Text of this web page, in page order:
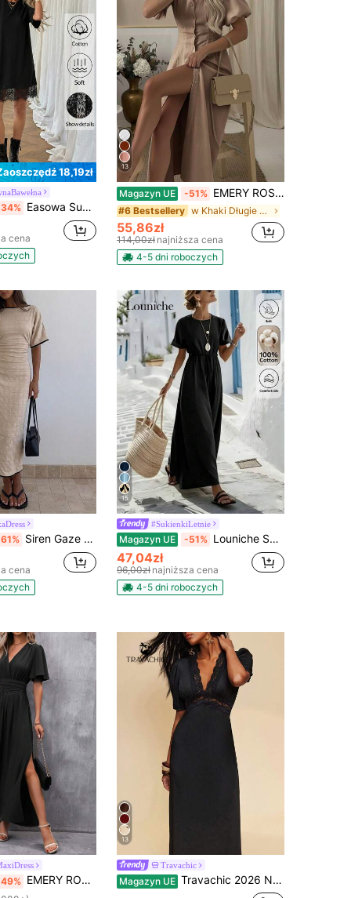
18,19zł
Easowa Sukienka typu T-shirt z okrągłym dekoltem i krótkim rękawem, krótka sukienka z kontrastową koronką, swobodna sukienka z bawełny, odpowiednia na co dzień, romantyczną, wakacyjną odzież. Sukienki damskie w kolorze czarnym. Sukienka z koronkowym wykończeniem. Damska czarna bawełniana sukienka typu T-shirt z koronkowym wykończeniem. Krótki rękaw. Miękka i przewiewna bluzka na co dzień. Swobodna czarna sukienka typu T-shirt dla kobiet. Luźna, krótka sukienka z miękkiej bawełny z eleganckim koronkowym wykończeniem na dole. Sukienka letnia w kolorze czarnym. Sukienki damskie w kolorze czarnym.
cena
13
Magazyn UE -51% EMERY ROSE Elegancki damski kombinezon w jednolitym kolorze z krótkimi bufiastymi rękawami i pojedynczym rzędem guzików
#6 Bestsellery w Khaki Długie sukienki damskie
55,86zł
114,00zł najniższa cena
4-5 dni roboczych
Siren Gaze Elegancka, szykowna, swobodna sukienka w beżowym kolorze z teksturą, kontrastowym wiązaniem, okrągłym dekoltem, krótkim rękawem, sukienki maxi, letnie i zimowe stroje, do pracy, do biura, na imprezę
cena
15
#SukienkiLetnie
Magazyn UE -51% Louniche Sukienka damska w standardowym rozmiarze, wiązana w talii, swobodna, na wakacje, w jednolitym kolorze
47,04zł
96,00zł najniższa cena
4-5 dni roboczych
EMERY ROSE Sukienka maxi z rozcięciem na udzie i rękawami motylkowymi
13
Travachic
Magazyn UE Travachic 2026 Nowa damska sukienka z koronką, dekoltem w serek, patchworkiem i jednolitym czarnym pasem, dopasowana i rozkloszowana